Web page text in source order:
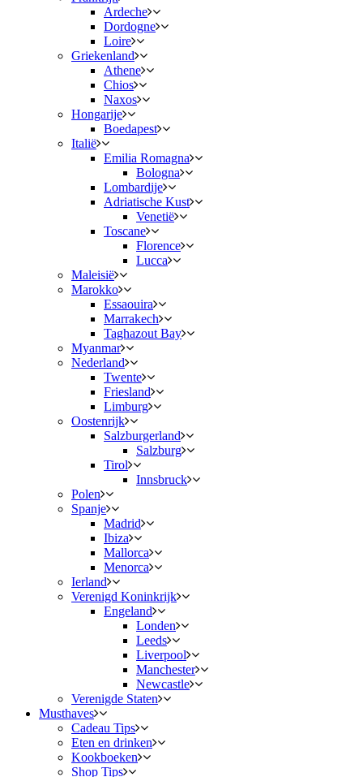
Ardeche
Dordogne
Loire
Griekenland
Athene
Chios
Naxos
Hongarije
Boedapest
Italië
Emilia Romagna
Bologna
Lombardije
Adriatische Kust
Venetië
Toscane
Florence
Lucca
Maleisië
Marokko
Essaouira
Marrakech
Taghazout Bay
Myanmar
Nederland
Twente
Friesland
Limburg
Oostenrijk
Salzburgerland
Salzburg
Tirol
Innsbruck
Polen
Spanje
Madrid
Ibiza
Mallorca
Menorca
Ierland
Verenigd Koninkrijk
Engeland
Londen
Leeds
Liverpool
Manchester
Newcastle
Verenigde Staten
Musthaves
Cadeau Tips
Eten en drinken
Kookboeken
Shop Tips